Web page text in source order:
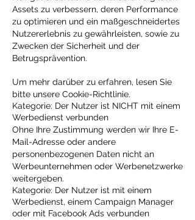
Assets zu verbessern, deren Performance
zu optimieren und ein maßgeschneidertes
Nutzererlebnis zu gewährleisten, sowie zu
Zwecken der Sicherheit und der
Betrugsprävention.
Um mehr darüber zu erfahren, lesen Sie
bitte unsere Cookie-Richtlinie.
Kategorie: Der Nutzer ist NICHT mit einem
Werbedienst verbunden
Ohne Ihre Zustimmung werden wir Ihre E-
Mail-Adresse oder andere
personenbezogenen Daten nicht an
Werbeunternehmen oder Werbenetzwerke
weitergeben.
Kategorie: Der Nutzer ist mit einem
Werbedienst, einem Campaign Manager
oder mit Facebook Ads verbunden